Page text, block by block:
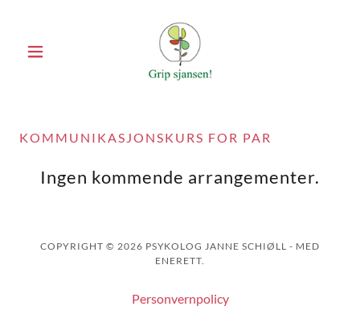
KOMMUNIKASJONSKURS FOR PAR
Ingen kommende arrangementer.
COPYRIGHT © 2026 PSYKOLOG JANNE SCHIØLL - MED
ENERETT.
Personvernpolicy